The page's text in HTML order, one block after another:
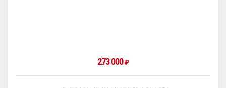
273 000₽